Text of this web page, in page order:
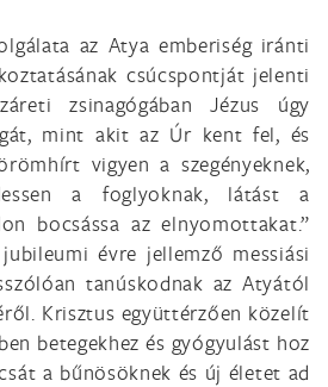
az Atya emberiség iránti
csúcspontját jelenti
zsinagógában Jézus úgy
mint akit az Úr kent fel, és
vigyen a szegényeknek,
a foglyoknak, látást a
bocsássa az elnyomottakat.”
évre jellemző messiási
tanúskodnak az Atyától
Krisztus együttérzően közelít
betegekhez és gyógyulást hoz
a bűnösöknek és új életet ad